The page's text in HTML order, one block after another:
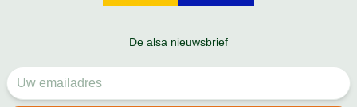
De alsa nieuwsbrief